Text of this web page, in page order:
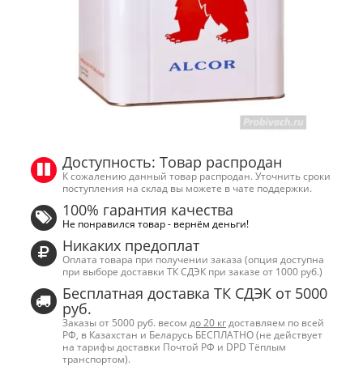
Доступность: Товар распродан
К сожалению данный товар распродан. Уточнить сроки
поступления на склад вы можете в чате поддержки.
100% гарантия качества
Не понравился товар - вернём деньги!
Никаких предоплат
Оплата товара при получении заказа (опция доступна
при выборе доставки ТК СДЭК при заказе от 1000 руб.)
Бесплатная доставка ТК СДЭК от 5000
руб.
Заказы от 5000 руб. весом до 20 кг доставляем по всей
РФ, в Казахстан и Беларусь БЕСПЛАТНО (не действует
на тарифы доставки Почтой РФ и DPD Тёплым
транспортом).